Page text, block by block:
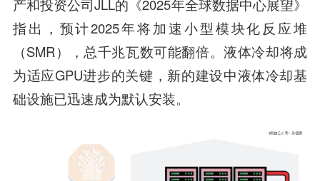
产和投资公司JLL的《2025年全球数据中心展望》
指出，预计2025年将加速小型模块化反应堆
（SMR），总千兆瓦数可能翻倍。液体冷却将成
为适应GPU进步的关键，新的建设中液体冷却基
础设施已迅速成为默认安装。